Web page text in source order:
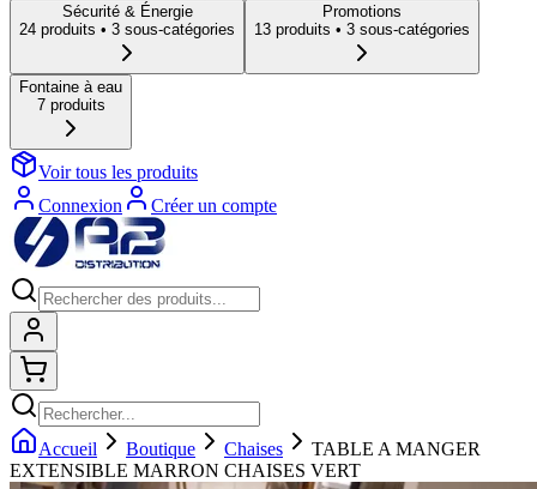
Sécurité & Énergie
24 produits • 3 sous-catégories
Promotions
13 produits • 3 sous-catégories
Fontaine à eau
7produits
Voir tous les produits
Connexion
Créer un compte
Accueil Boutique Chaises
TABLE A MANGER
EXTENSIBLE MARRON CHAISES VERT